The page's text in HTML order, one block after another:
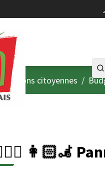
citoyennes /
‍👩🏻‍🦼